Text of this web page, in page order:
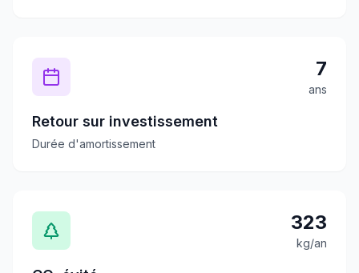
7
ans
Retour sur investissement
Durée d'amortissement
323
kg/an